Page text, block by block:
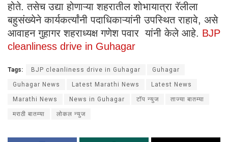
होते. तसेच उद्या होणाऱ्या शहरातील शोभायात्रा रॅलीला
बहुसंख्येने कार्यकर्त्यांनी पदाधिकाऱ्यांनी उपस्थित राहावे, असे
आवाहन गुहागर शहराध्यक्ष गणेश पवार यांनी केले आहे. BJP
cleanliness drive in Guhagar
Tags: BJP cleanliness drive in Guhagar Guhagar
Guhagar News Latest Marathi News Latest News
Marathi News News in Guhagar टॉप न्युज ताज्या बातम्या
मराठी बातम्या लोकल न्युज